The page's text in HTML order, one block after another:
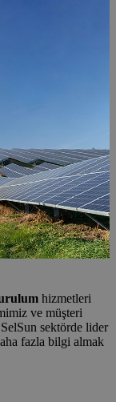
hizmetleri
ve müşteri
sektörde lider
fazla bilgi almak